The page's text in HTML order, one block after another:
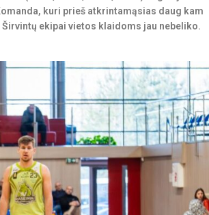
kuri prieš atkrintamąsias daug kam
ekipai vietos klaidoms jau nebeliko.